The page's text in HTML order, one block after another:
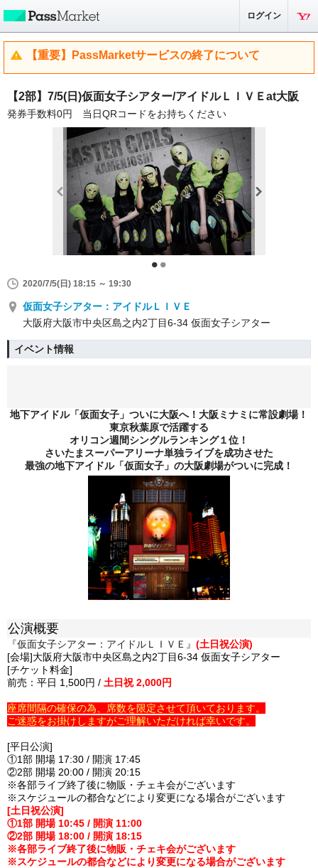
ログイン
【重要】PassMarketサービスの終了について
【2部】7/5(日)仮面女子シアター/アイドルＬＩＶＥat大阪
発券手数料0円 当日QRコードをお持ちください
2020/7/5(日) 18:15 ～ 19:30
仮面女子シアター：アイドルＬＩＶＥ
大阪府大阪市中央区島之内2丁目6-34 仮面女子シアター
イベント情報
地下アイドル「仮面女子」ついに大阪へ！大阪ミナミに常設劇場！
東京秋葉原で活躍する
オリコン週間シングルランキング１位！
さいたまスーパーアリーナ単独ライブを成功させた
最強の地下アイドル「仮面女子」の大阪劇場がついに完成！
公演概要
『仮面女子シアター：アイドルＬＩＶＥ』 (土日祝公演)
[会場]大阪府大阪市中央区島之内2丁目6-34 仮面女子シアター
[チケット料金]
前売：平日 1,500円 / 土日祝 2,000円
座席間隔の確保の為、席数を限定させて頂いております。
ご迷惑をお掛けしますがご理解いただければ幸いです。
[平日公演]
①1部 開場 17:30 / 開演 17:45
②2部 開場 20:00 / 開演 20:15
※各部ライブ終了後に物販・チェキ会がございます
※スケジュールの都合などにより変更になる場合がございます
[土日祝公演]
①1部 開場 10:45 / 開演 11:00
②2部 開場 18:00 / 開演 18:15
※各部ライブ終了後に物販・チェキ会がございます
※スケジュールの都合などにより変更になる場合がございます